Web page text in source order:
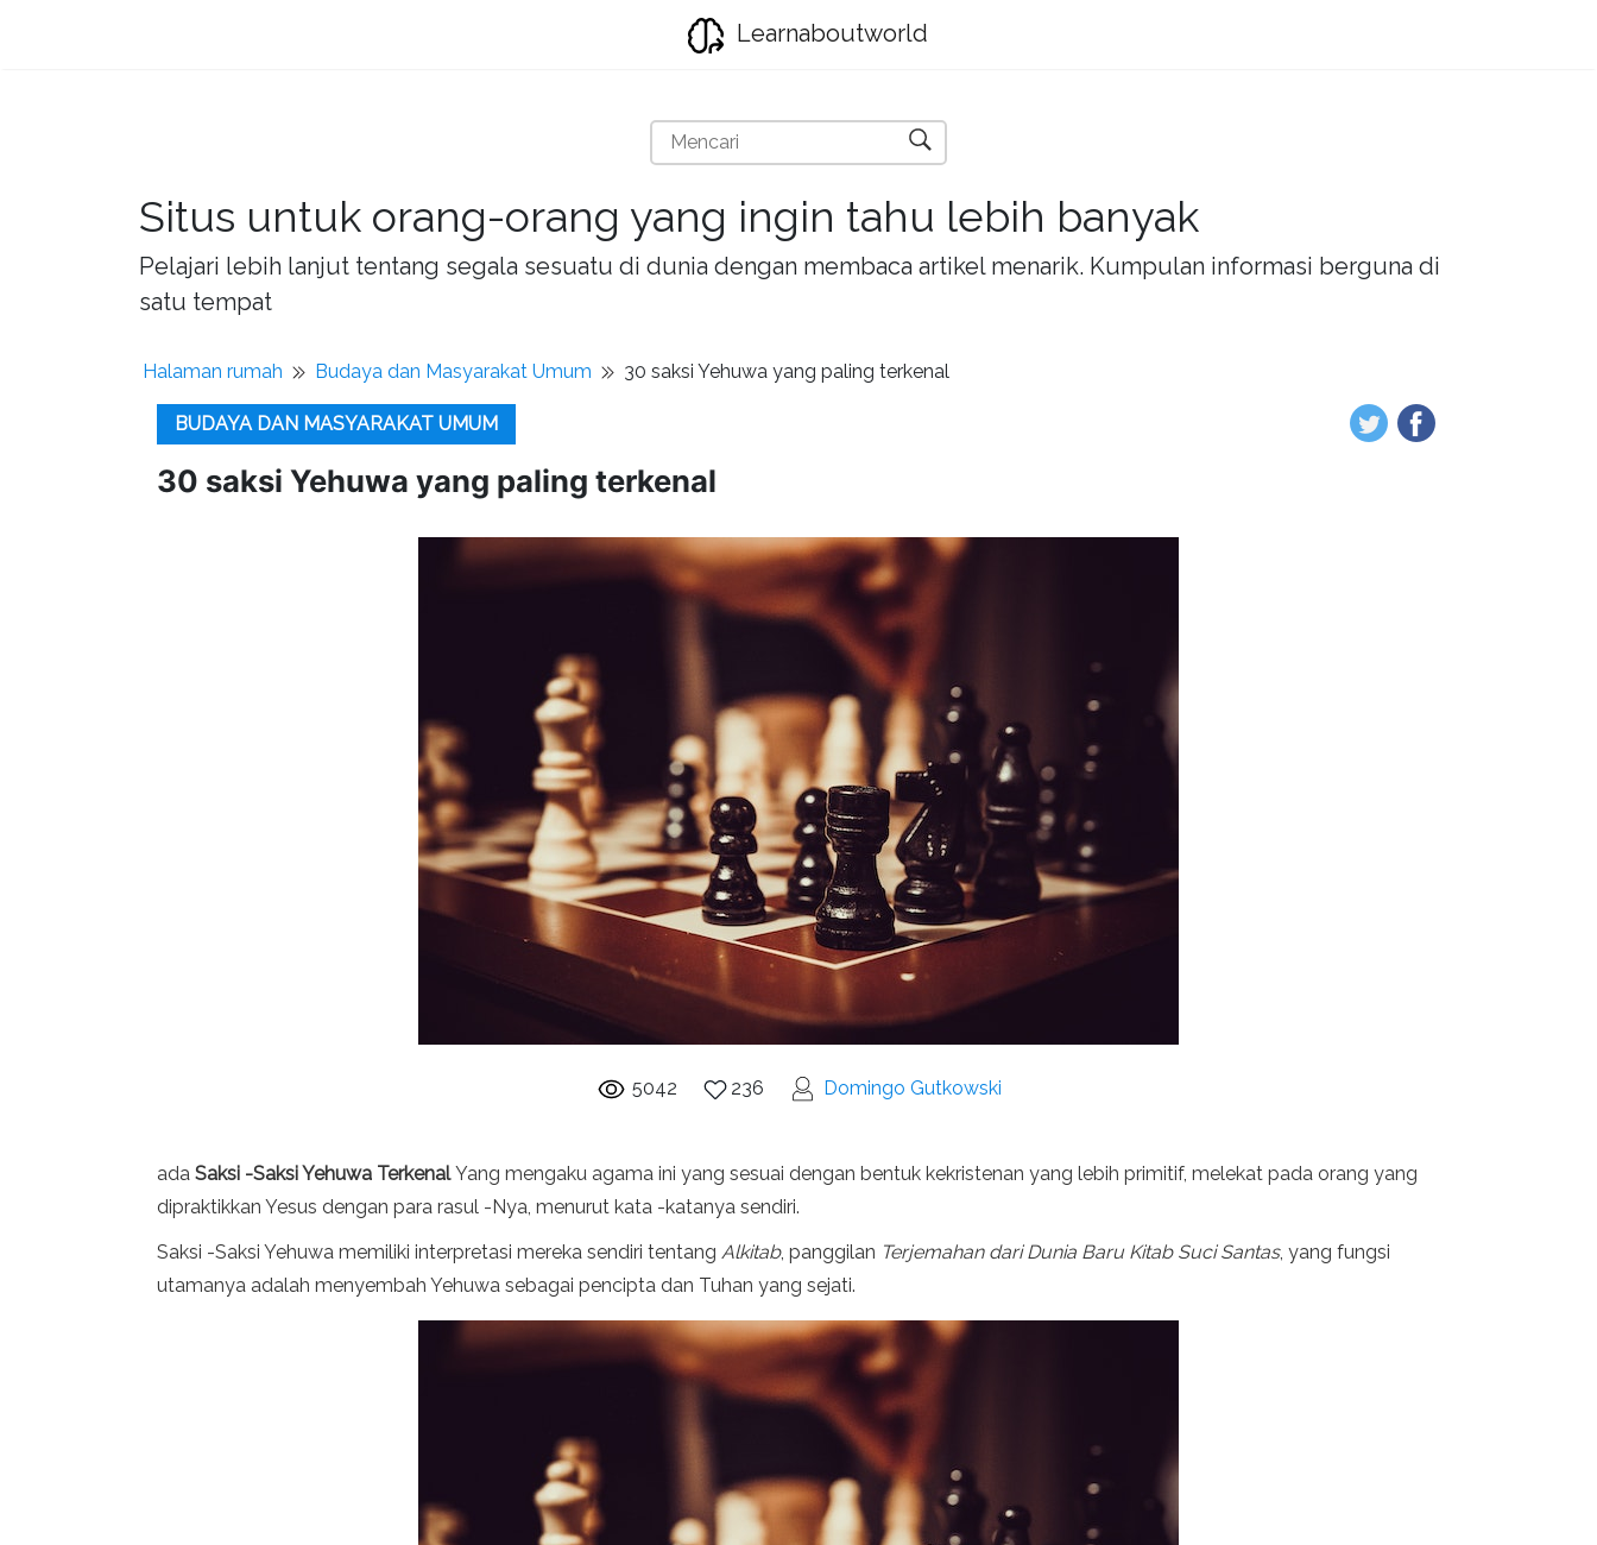
Learnaboutworld
Situs untuk orang-orang yang ingin tahu lebih banyak
Pelajari lebih lanjut tentang segala sesuatu di dunia dengan membaca artikel menarik. Kumpulan informasi berguna di
satu tempat
Halaman rumah Budaya dan Masyarakat Umum 30 saksi Yehuwa yang paling terkenal
BUDAYA DAN MASYARAKAT UMUM
30 saksi Yehuwa yang paling terkenal
5042 236 Domingo Gutkowski
ada Saksi -Saksi Yehuwa TerkenalYang mengaku agama ini yang sesuai dengan bentuk kekristenan yang lebih primitif, melekat pada orang yang
dipraktikkan Yesus dengan para rasul -Nya, menurut kata -katanya sendiri.
Saksi -Saksi Yehuwa memiliki interpretasi mereka sendiri tentang Alkitab, panggilan Terjemahan dari Dunia Baru Kitab Suci Santas, yang fungsi
utamanya adalah menyembah Yehuwa sebagai pencipta dan Tuhan yang sejati.